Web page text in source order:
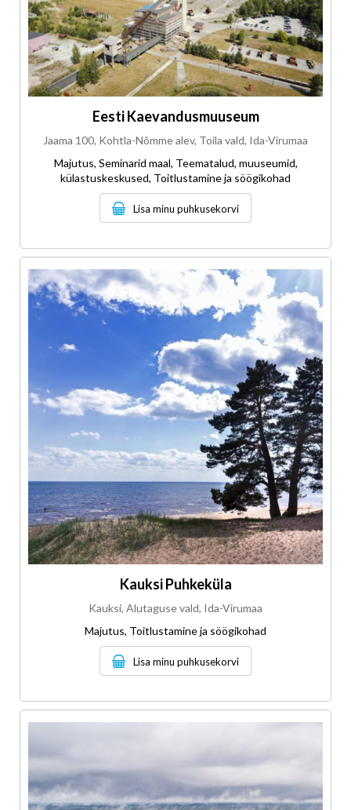
Eesti Kaevandusmuuseum
Jaama 100, Kohtla-Nõmme alev, Toila vald, Ida-Virumaa
Majutus, Seminarid maal, Teematalud, muuseumid,
külastuskeskused, Toitlustamine ja söögikohad
Lisa minu puhkusekorvi
Kauksi Puhkeküla
Kauksi, Alutaguse vald, Ida-Virumaa
Majutus, Toitlustamine ja söögikohad
Lisa minu puhkusekorvi